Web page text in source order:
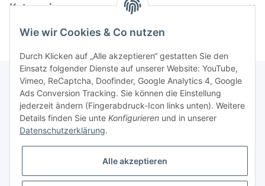
Kategorien
Informationen
Gesetzliche Informationen
Wie wir Cookies & Co nutzen
Durch Klicken auf „Alle akzeptieren“ gestatten Sie den
Einsatz folgender Dienste auf unserer Website: YouTube,
Vimeo, ReCaptcha, Doofinder, Google Analytics 4, Google
Ads Conversion Tracking. Sie können die Einstellung
jederzeit ändern (Fingerabdruck-Icon links unten). Weitere
Details finden Sie unte Konfigurieren und in unserer
Datenschutzerklärung.
Alle akzeptieren